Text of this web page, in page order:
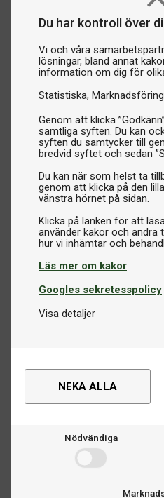
Du har kontroll över
Vi och våra
lösningar, bland annat
information om dig för
Statistiska Marknadsföring
Genom att klicka
samtliga syften. Du kan
syften du samtycker till
bredvid syftet och sedan
Du kan när som helst ta
genom att klicka på den
vänstra hörnet på sidan.
Klicka på länken för att
använder kakor och andra
Läs mer om kakor
Googles sekretesspolicy
Visa detaljer
NEKA ALLA
Nödvändiga